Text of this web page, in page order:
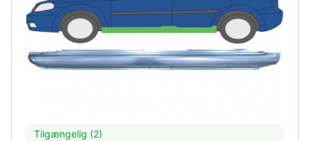
Tilgængelig (2)